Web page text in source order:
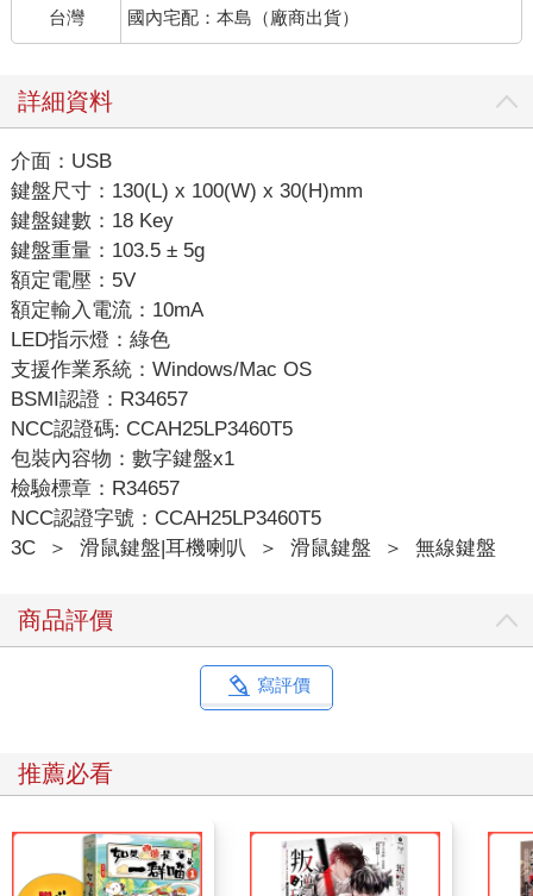
台灣 國內宅配：本島（廠商出貨）
詳細資料
介面：USB
鍵盤尺寸：130(L) x 100(W) x 30(H)mm
鍵盤鍵數：18 Key
鍵盤重量：103.5 ± 5g
額定電壓：5V
額定輸入電流：10mA
LED指示燈：綠色
支援作業系統：Windows/Mac OS
BSMI認證：R34657
NCC認證碼: CCAH25LP3460T5
包裝內容物：數字鍵盤x1
檢驗標章：R34657
NCC認證字號：CCAH25LP3460T5
3C
＞ 滑鼠鍵盤|耳機喇叭 ＞ 滑鼠鍵盤 ＞ 無線鍵盤
商品評價
寫評價
推薦必看